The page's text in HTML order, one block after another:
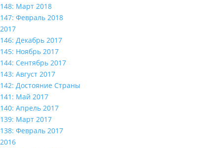
148: Март 2018
147: Февраль 2018
2017
146: Декабрь 2017
145: Ноябрь 2017
144: Сентябрь 2017
143: Август 2017
142: Достояние Страны
141: Май 2017
140: Апрель 2017
139: Март 2017
138: Февраль 2017
2016